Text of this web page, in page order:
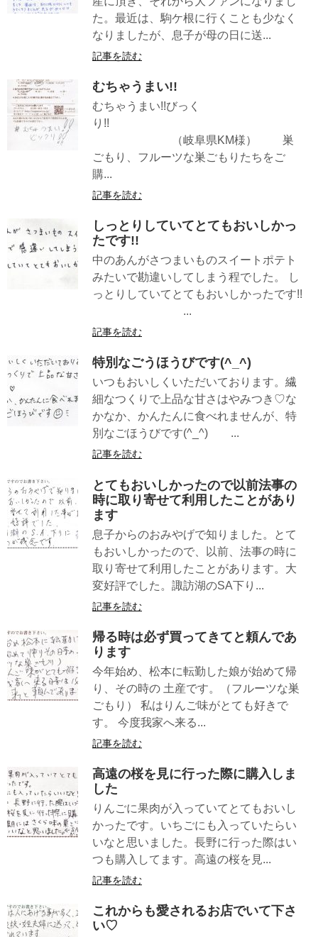
た。最近は、駒ケ根に行くことも少なく
なりましたが、息子が母の日に送...
記事を読む
むちゃうまい!!
むちゃうまい!!びっく
り!!
（岐阜県KM様） 巣
ごもり、フルーツな巣ごもりたちをご
購...
記事を読む
しっとりしていてとてもおいしかっ
たです!!
中のあんがさつまいものスイートポテト
みたいで勘違いしてしまう程でした。 し
っとりしていてとてもおいしかったです!!
...
記事を読む
特別なごうほうびです(^_^)
いつもおいしくいただいております。繊
細なつくりで上品な甘さはやみつき♡な
かなか、かんたんに食べれませんが、特
別なごほうびです(^_^) ...
記事を読む
とてもおいしかったので以前法事の
時に取り寄せて利用したことがあり
ます
息子からのおみやげで知りました。とて
もおいしかったので、以前、法事の時に
取り寄せて利用したことがあります。大
変好評でした。諏訪湖のSA下り...
記事を読む
帰る時は必ず買ってきてと頼んであ
ります
今年始め、松本に転勤した娘が始めて帰
り、その時の 土産です。（フルーツな巣
ごもり） 私はりんご味がとても好きで
す。 今度我家へ来る...
記事を読む
高遠の桜を見に行った際に購入しま
した
りんごに果肉が入っていてとてもおいし
かったです。いちごにも入っていたらい
いなと思いました。長野に行った際はい
つも購入してます。高遠の桜を見...
記事を読む
これからも愛されるお店でいて下さ
い♡